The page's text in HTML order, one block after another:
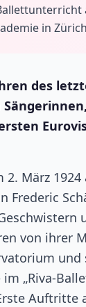
in
des
2. März
Frederic
von ihrer
„Riva-